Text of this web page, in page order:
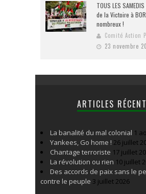
TOUS LES
de la Victoire à
nombreux !
Comité Action
23 novembre
ARTICLES
La banalité du mal colonial 1
Yankees, Go home ! 26 juillet
Chantage terroriste 17 juillet
La révolution ou rien 10 juillet
Des accords de paix sans le
contre le peuple 3 juillet 2026